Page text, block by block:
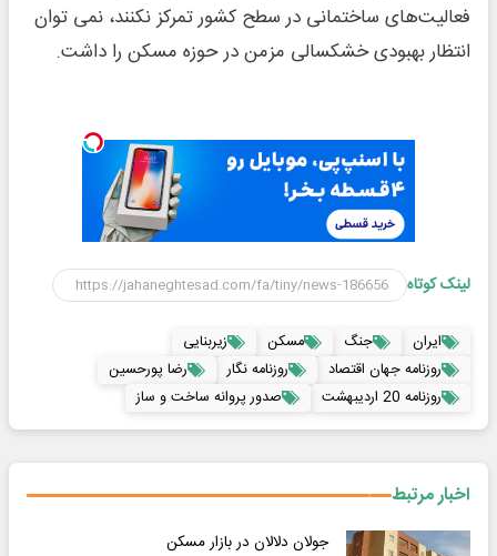
فعالیت‌های ساختمانی در سطح کشور تمرکز نکنند، نمی توان
انتظار بهبودی خشکسالی مزمن در حوزه مسکن را داشت.
لینک کوتاه
ایران جنگ مسکن
زیربنایی
روزنامه جهان اقتصاد
روزنامه نگار
رضا پورحسین
روزنامه 20 اردیبهشت
صدور پروانه ساخت و ساز
اخبار مرتبط
جولان دلالان در بازار مسکن